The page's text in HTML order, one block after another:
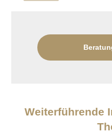
Weiterführende